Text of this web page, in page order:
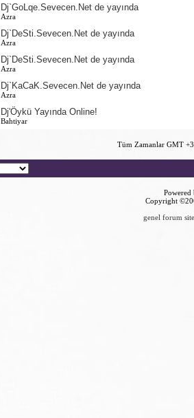
Dj`GoLqe.Sevecen.Net de yayında
Azra
Dj`DeSti.Sevecen.Net de yayında
Azra
Dj`DeSti.Sevecen.Net de yayında
Azra
Dj`KaCaK.Sevecen.Net de yayında
Azra
Dj'Öykü Yayında Online!
Bahtiyar
Tüm Zamanlar GMT
Copyright
genel forum